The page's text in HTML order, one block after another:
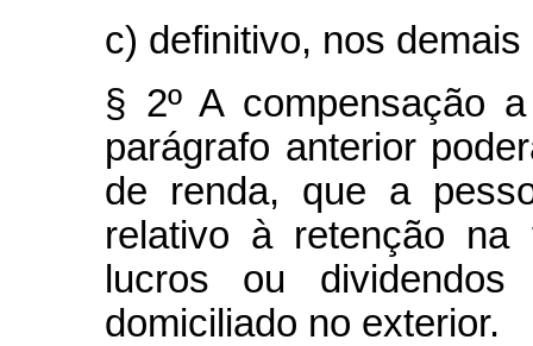
c) definitivo, nos
§ 2º A compensação
parágrafo anterior
de renda, que a
relativo à retenção
lucros ou
domiciliado no exterior.